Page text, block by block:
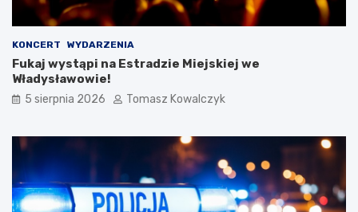
KONCERT WYDARZENIA
Fukaj wystąpi na Estradzie Miejskiej we
Władysławowie!
5 sierpnia 2026 Tomasz Kowalczyk